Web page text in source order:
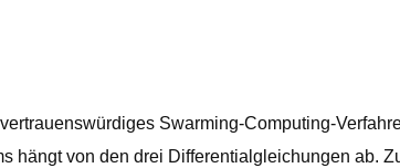
Swarming-Computing-
hängt von den drei Differentialgleichungen ab.